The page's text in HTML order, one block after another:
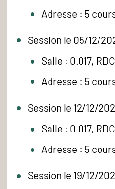
Adresse : 5
Session le 05/12/
Salle : 0.017, RDC
Adresse : 5
Session le 12/12/
Salle : 0.017, RDC
Adresse : 5
Session le 19/12/